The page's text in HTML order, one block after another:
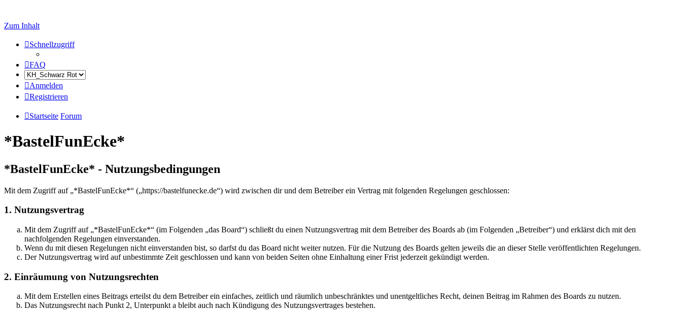
Zum Inhalt
Schnellzugriff
FAQ
Anmelden
Registrieren
Startseite Forum
*BastelFunEcke*
*BastelFunEcke* - Nutzungsbedingungen
Mit dem Zugriff auf „*BastelFunEcke*“ („https://bastelfunecke.de“) wird zwischen dir und dem Betreiber ein Vertrag mit folgenden Regelungen geschlossen:
1. Nutzungsvertrag
Mit dem Zugriff auf „*BastelFunEcke*“ (im Folgenden „das Board“) schließt du einen Nutzungsvertrag mit dem Betreiber des Boards ab (im Folgenden „Betreiber“) und erklärst dich mit den
nachfolgenden Regelungen einverstanden.
Wenn du mit diesen Regelungen nicht einverstanden bist, so darfst du das Board nicht weiter nutzen. Für die Nutzung des Boards gelten jeweils die an dieser Stelle veröffentlichten Regelungen.
Der Nutzungsvertrag wird auf unbestimmte Zeit geschlossen und kann von beiden Seiten ohne Einhaltung einer Frist jederzeit gekündigt werden.
2. Einräumung von Nutzungsrechten
Mit dem Erstellen eines Beitrags erteilst du dem Betreiber ein einfaches, zeitlich und räumlich unbeschränktes und unentgeltliches Recht, deinen Beitrag im Rahmen des Boards zu nutzen.
Das Nutzungsrecht nach Punkt 2, Unterpunkt a bleibt auch nach Kündigung des Nutzungsvertrages bestehen.